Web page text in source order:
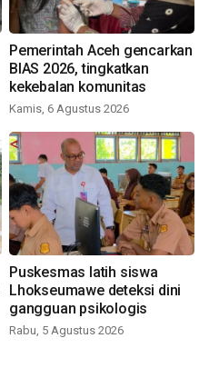
Pemerintah Aceh gencarkan
BIAS 2026, tingkatkan
kekebalan komunitas
Kamis, 6 Agustus 2026
Puskesmas latih siswa
Lhokseumawe deteksi dini
gangguan psikologis
Rabu, 5 Agustus 2026